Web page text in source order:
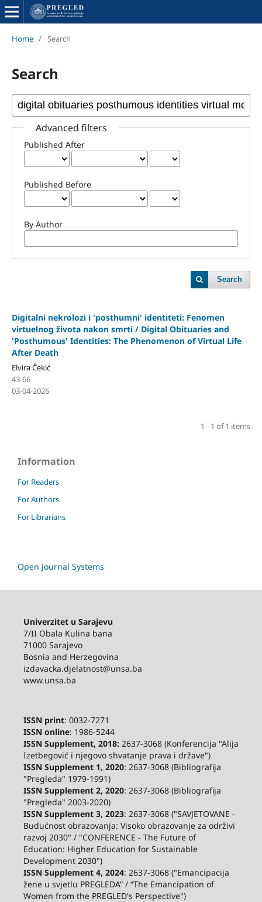
Home / Search
Search
Advanced filters
Published After
Published Before
By Author
Search
Digitalni nekrolozi i 'posthumni' identiteti: Fenomen
virtuelnog života nakon smrti / Digital Obituaries and
'Posthumous' Identities: The Phenomenon of Virtual Life
After Death
Elvira Čekić
43-66
03-04-2026
1 - 1 of 1 items
Information
For Readers
For Authors
For Librarians
Open Journal Systems
Univerzitet u Sarajevu
7/II Obala Kulina bana
71000 Sarajevo
Bosnia and Herzegovina
izdavacka.djelatnost@unsa.ba
www.unsa.ba
ISSN print: 0032-7271
ISSN online: 1986-5244
ISSN Supplement, 2018:2637-3068 (Konferencija "Alija
Izetbegović i njegovo shvatanje prava i države")
ISSN Supplement 1, 2020: 2637-3068 (Bibliografija
"Pregleda" 1979-1991)
ISSN Supplement 2, 2020: 2637-3068 (Bibliografija
"Pregleda" 2003-2020)
ISSN Supplement 3, 2023: 2637-3068 ("SAVJETOVANE -
Budućnost obrazovanja: Visoko obrazovanje za održivi
razvoj 2030" / "CONFERENCE - The Future of
Education: Higher Education for Sustainable
Development 2030")
ISSN Supplement 4, 2024: 2637-3068 ("Emancipacija
žene u svjetlu PREGLEDA” / “The Emancipation of
Women from the PREGLED's Perspective")